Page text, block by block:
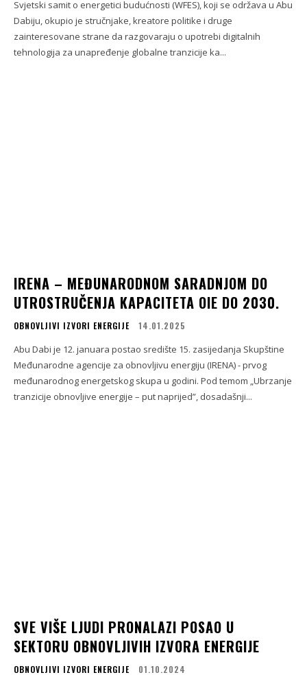
Svjetski samit o energetici budućnosti (WFES), koji se održava u Abu
Dabiju, okupio je stručnjake, kreatore politike i druge
zainteresovane strane da razgovaraju o upotrebi digitalnih
tehnologija za unapređenje globalne tranzicije ka...
IRENA – MEĐUNARODNOM SARADNJOM DO
UTROSTRUČENJA KAPACITETA OIE DO 2030.
OBNOVLJIVI IZVORI ENERGIJE 14.01.2025
Abu Dabi je 12. januara postao središte 15. zasijedanja Skupštine
Međunarodne agencije za obnovljivu energiju (IRENA) - prvog
međunarodnog energetskog skupa u godini. Pod temom „Ubrzanje
tranzicije obnovljive energije – put naprijed”, dosadašnji...
SVE VIŠE LJUDI PRONALAZI POSAO U
SEKTORU OBNOVLJIVIH IZVORA ENERGIJE
OBNOVLJIVI IZVORI ENERGIJE 01.10.2024